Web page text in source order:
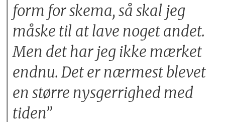
form for skema, så skal jeg
måske til at lave noget andet.
Men det har jeg ikke mærket
endnu. Det er nærmest blevet
en større nysgerrighed med
tiden”